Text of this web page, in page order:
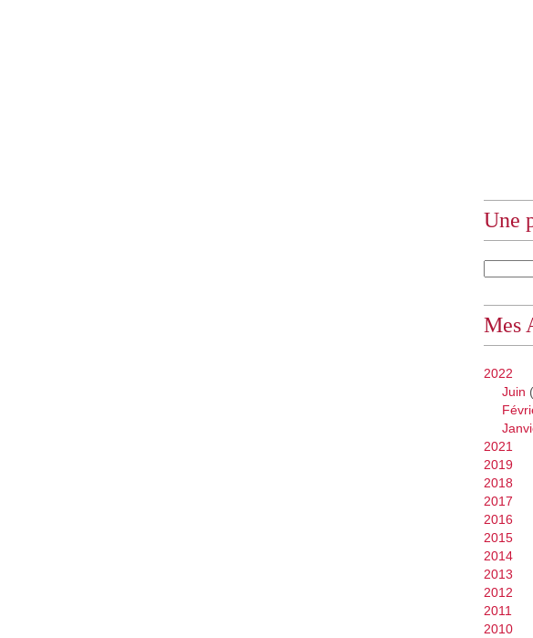
Une
Mes
2022
Juin
2021
2019
2018
2017
2016
2015
2014
2013
2012
2011
2010